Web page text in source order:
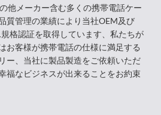
他メーカー含む多くの携帯電話ケー
質管理の業績により当社OEM及び
格認証を取得しています、私たちが
お客様が携帯電話の仕様に満足する
ー、当社に製品製造をご依頼いただ
福なビジネスが出来ることをお約束